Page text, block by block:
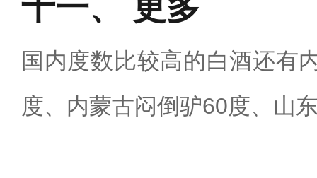
国内度数比较高的白酒还有
度、内蒙古闷倒驴60度、山